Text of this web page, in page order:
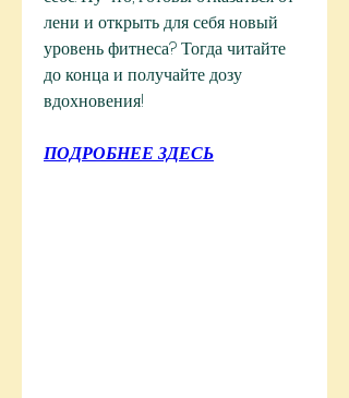
лени и открыть для себя новый
уровень фитнеса? Тогда читайте
до конца и получайте дозу
вдохновения!
ПОДРОБНЕЕ ЗДЕСЬ